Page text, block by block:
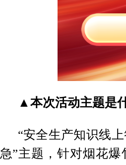
▲本次活动主题是
“安全生产知识线
急”主题，针对烟花